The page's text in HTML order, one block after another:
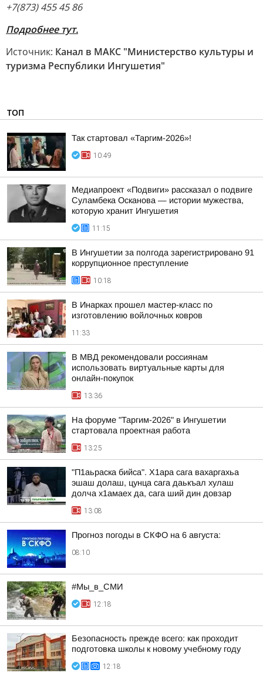
+7(873) 455 45 86
Подробнее тут.
Источник: Канал в МАКС "Министерство культуры и
туризма Республики Ингушетия"
ТОП
Так стартовал «Таргим-2026»!
10:49
Медиапроект «Подвиги» рассказал о подвиге
Суламбека Осканова — истории мужества,
которую хранит Ингушетия
11:15
В Ингушетии за полгода зарегистрировано 91
коррупционное преступление
10:18
В Инарках прошел мастер-класс по
изготовлению войлочных ковров
11:33
В МВД рекомендовали россиянам
использовать виртуальные карты для
онлайн-покупок
13:36
На форуме "Таргим-2026" в Ингушетии
стартовала проектная работа
13:25
"П1аьраска бийса". Х1ара сага вахаргахьа
эшаш долаш, цунца сага даькъал хулаш
долча х1амаех да, сага ший дин довзар
13:08
Прогноз погоды в СКФО на 6 августа:
08:10
#Мы_в_СМИ
12:18
Безопасность прежде всего: как проходит
подготовка школы к новому учебному году
12:18